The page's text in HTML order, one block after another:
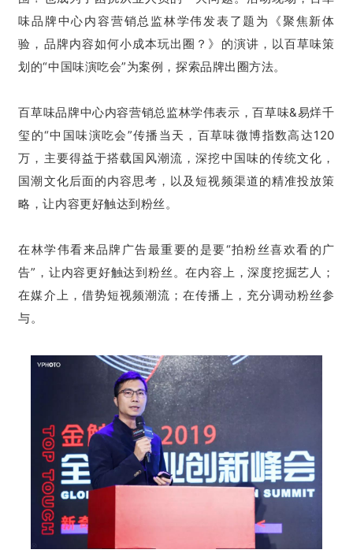
味品牌中心内容营销总监林学伟发表了题为《聚焦新体
验，品牌内容如何小成本玩出圈？》的演讲，以百草味策
划的“中国味演吃会”为案例，探索品牌出圈方法。
百草味品牌中心内容营销总监林学伟表示，百草味&易烊千
玺的“中国味演吃会”传播当天，百草味微博指数高达120
万，主要得益于搭载国风潮流，深挖中国味的传统文化，
国潮文化后面的内容思考，以及短视频渠道的精准投放策
略，让内容更好触达到粉丝。
在林学伟看来品牌广告最重要的是要“拍粉丝喜欢看的广
告”，让内容更好触达到粉丝。在内容上，深度挖掘艺人；
在媒介上，借势短视频潮流；在传播上，充分调动粉丝参
与。